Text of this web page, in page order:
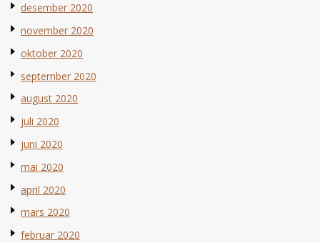
desember 2020
november 2020
oktober 2020
september 2020
august 2020
juli 2020
juni 2020
mai 2020
april 2020
mars 2020
februar 2020